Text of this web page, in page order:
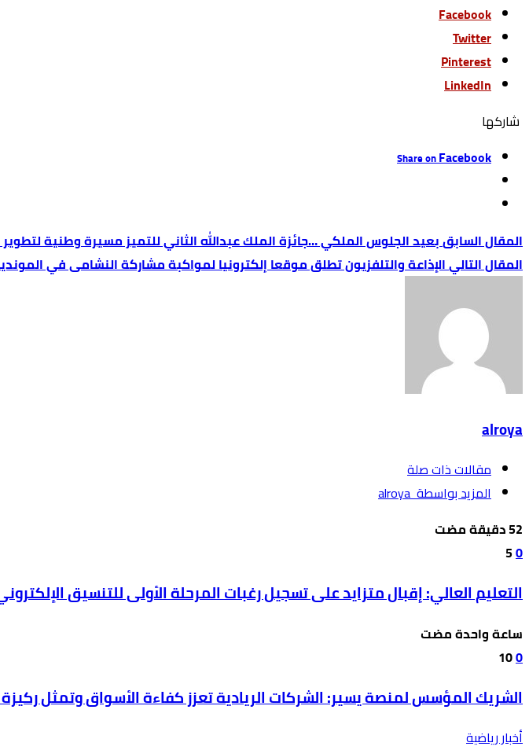
Facebook
Twitter
Pinterest
LinkedIn
‫‫ شاركها‬
Share onFacebook
بعيد الجلوس الملكي …جائزة الملك عبدالله الثاني للتميز مسيرة وطنية لتطوير
الإذاعة والتلفزيون تطلق موقعا إلكترونيا لمواكبة مشاركة النشامى في
alroya
‫مقالات ذات صلة‬
‫‫المزيد بواسطة‬ ‬ alroya
0
5
التعليم العالي: إقبال متزايد على تسجيل رغبات المرحلة الأولى للتنسيق
‫‫‫‏‫ساعة واحدة مضت‬
0
10
الشريك المؤسس لمنصة يسير: الشركات الريادية تعزز كفاءة الأسواق وتمثل
أخبار رياضية